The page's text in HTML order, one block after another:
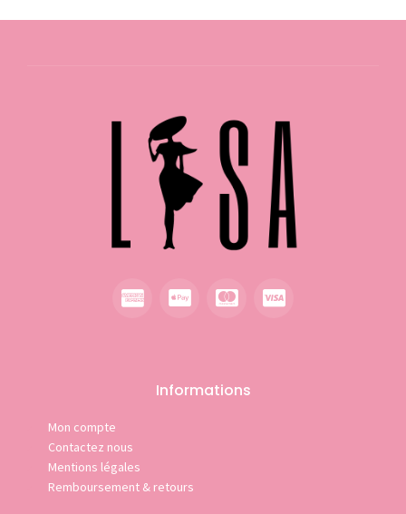
Informations
Mon compte
Contactez nous
Mentions légales
Remboursement & retours